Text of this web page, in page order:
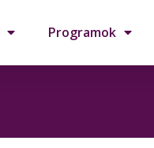
Programok